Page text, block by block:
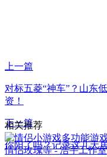
上一篇
对标五菱“神车”？山东
资！
下一篇
你阳了吗？记录这几天
相关推荐